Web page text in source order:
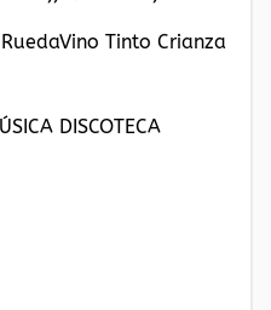
Tinto Crianza
DISCOTECA